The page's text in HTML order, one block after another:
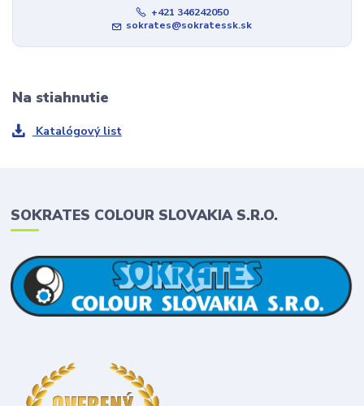
+421 346242050
sokrates@sokratessk.sk
Na stiahnutie
Katalógový list
SOKRATES COLOUR SLOVAKIA S.R.O.